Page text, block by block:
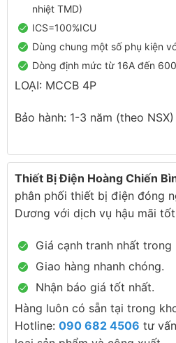
nhiệt TMD)
ICS=100%ICU
Dùng chung một số phụ kiện
Dòng định mức từ 16A đến
LOẠI: MCCB 4P
Bảo hành: 1-3 năm (theo NSX)
Thiết Bị Điện Hoàng Chiến
phân phối thiết bị điện đóng
Dương với dịch vụ hậu mãi tốt
Giá cạnh tranh nhất trong
Giao hàng nhanh chóng.
Nhận báo giá tốt nhất.
Hàng luôn có sẵn tại trong
Hotline: 090 682 4506 tư